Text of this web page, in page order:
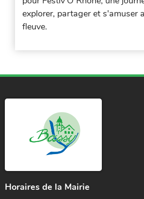
explorer, partager et s'amuser
fleuve.
Horaires de la Mairie